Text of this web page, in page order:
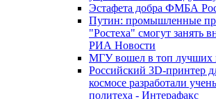
Эстафета добра ФМБА
Путин: промышленные
"Ростеха" смогут занять
РИА Новости
МГУ вошел в топ лучших
Российский 3D-принтер
космосе разработали
политеха - Интерафакс